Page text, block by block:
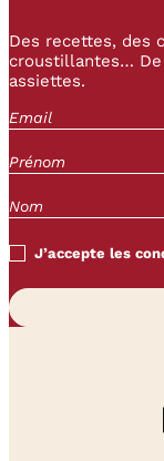
Des recettes, des
croustillantes…
assiettes.
J’accepte les